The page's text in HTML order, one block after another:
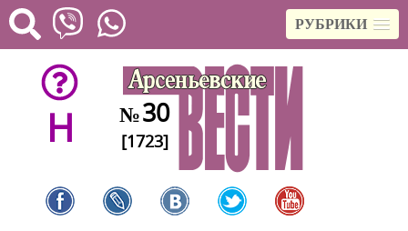
РУБРИКИ
H №30
[1723]